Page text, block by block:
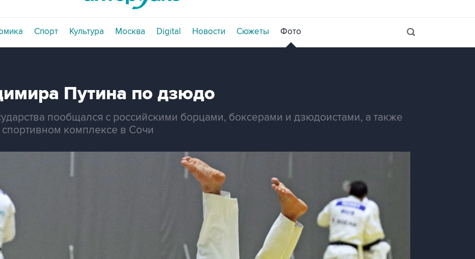
Спорт Культура Москва Digital Новости Сюжеты Фото
Путина по дзюдо
пообщался с российскими борцами, боксерами и дзюдоистами, а также
комплексе в Сочи